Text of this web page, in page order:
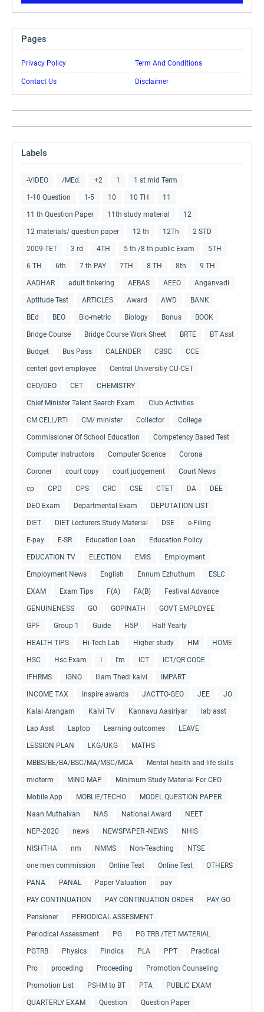
Pages
Privacy Policy Term And Conditions
Contact Us Disclaimer
Labels
-VIDEO /MEd. +2 1 1 st mid Term
1-10 Question 1-5 10 10 TH 11
11 th Question Paper 11th study material 12
12 materials/ question paper 12 th 12Th 2 STD
2009-TET 3 rd 4TH 5 th /8 th public Exam 5TH
6 TH 6th 7 th PAY 7TH 8 TH 8th 9 TH
AADHAR adult tinkering AEBAS AEEO Anganvadi
Aptitude Test ARTICLES Award AWD BANK
BEd BEO Bio-metric Biology Bonus BOOK
Bridge Course Bridge Course Work Sheet BRTE BT Asst
Budget Bus Pass CALENDER CBSC CCE
centerl govt employee Central Universitiy CU-CET
CEO/DEO CET CHEMISTRY
Chief Minister Talent Search Exam Club Activities
CM CELL/RTI CM/ minister Collector College
Commissioner Of School Education Competency Based Test
Computer Instructors Computer Science Corona
Coroner court copy court judgement Court News
cp CPD CPS CRC CSE CTET DA DEE
DEO Exam Departmental Exam DEPUTATION LIST
DIET DIET Lecturers Study Material DSE e-Filing
E-pay E-SR Education Loan Education Policy
EDUCATION TV ELECTION EMIS Employment
Employment News English Ennum Ezhuthum ESLC
EXAM Exam Tips F(A) FA(B) Festival Advance
GENUINENESS GO GOPINATH GOVT EMPLOYEE
GPF Group 1 Guide H5P Half Yearly
HEALTH TIPS Hi-Tech Lab Higher study HM HOME
HSC Hsc Exam I'm ICT ICT/QR CODE
IFHRMS IGNO Illam Thedi kalvi IMPART
INCOME TAX Inspire awards JACTTO-GEO JEE JO
Kalai Arangam Kalvi TV Kannavu Aasiriyar lab asst
Lap Asst Laptop Learning outcomes LEAVE
LESSION PLAN LKG/UKG MATHS
MBBS/BE/BA/BSC/MA/MSC/MCA Mental health and life skills
midterm MIND MAP Minimum Study Material For CEO
Mobile App MOBLIE/TECHO MODEL QUESTION PAPER
Naan Muthalvan NAS National Award NEET
NEP-2020 news NEWSPAPER -NEWS NHIS
NISHTHA nm NMMS Non-Teaching NTSE
one men commission Online Teat Online Test OTHERS
PANA PANAL Paper Valuation pay
PAY CONTINUATION PAY CONTINUATION ORDER PAY GO
Pensioner PERIODICAL ASSESMENT
Periodical Assessment PG PG TRB /TET MATERIAL
PGTRB Physics Pindics PLA PPT Practical
Pro proceding Proceeding Promotion Counseling
Promotion List PSHM to BT PTA PUBLIC EXAM
QUARTERLY EXAM Question Question Paper